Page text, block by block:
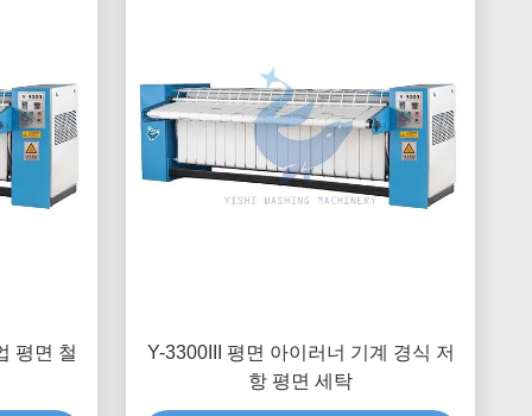
평면 철
Y-3300III 평면 아이러너 기계 경식 저
항 평면 세탁